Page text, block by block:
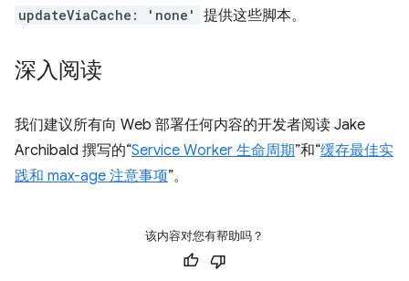
updateViaCache: 'none' 提供这些脚本。
深入阅读
我们建议所有向 Web 部署任何内容的开发者阅读 Jake
Archibald 撰写的“Service Worker 生命周期”和“缓存最佳实
践和 max-age 注意事项”。
该内容对您有帮助吗？